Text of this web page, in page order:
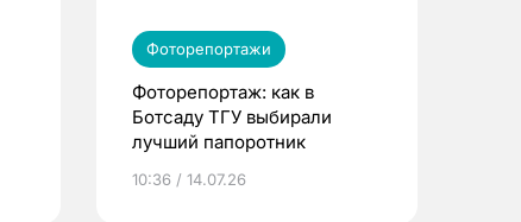
Фоторепортажи
Фоторепортаж: как в
Ботсаду ТГУ выбирали
лучший папоротник
10:36 / 14.07.26